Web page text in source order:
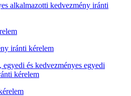
alkalmazotti kedvezmény iránti
iránti kérelem
és kedvezményes egyedi
kérelem